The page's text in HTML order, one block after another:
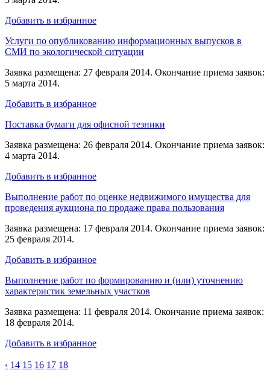
Добавить в избранное
Услуги по опубликованию информационных выпусков в
СМИ по экологической ситуации
Заявка размещена: 27 февраля 2014. Окончание приема заявок:
5 марта 2014.
Добавить в избранное
Поставка бумаги для офисной тезники
Заявка размещена: 26 февраля 2014. Окончание приема заявок:
4 марта 2014.
Добавить в избранное
Выполнение работ по оценке недвижимого имущества для
проведения аукциона по продаже права пользования
Заявка размещена: 17 февраля 2014. Окончание приема заявок:
25 февраля 2014.
Добавить в избранное
Выполнение работ по формированию и (или) уточнению
характеристик земельных участков
Заявка размещена: 11 февраля 2014. Окончание приема заявок:
18 февраля 2014.
Добавить в избранное
‹ 14 15 16 17 18